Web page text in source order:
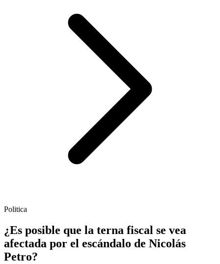
Politica
¿Es posible que la terna fiscal se vea
afectada por el escándalo de Nicolás
Petro?